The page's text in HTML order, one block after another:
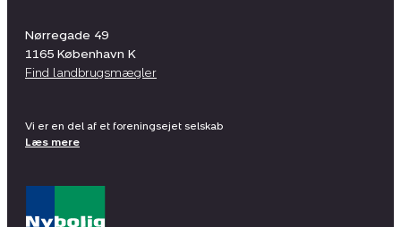
Nørregade 49
1165 København K
Find landbrugsmægler
Vi er en del af et foreningsejet selskab
Læs mere